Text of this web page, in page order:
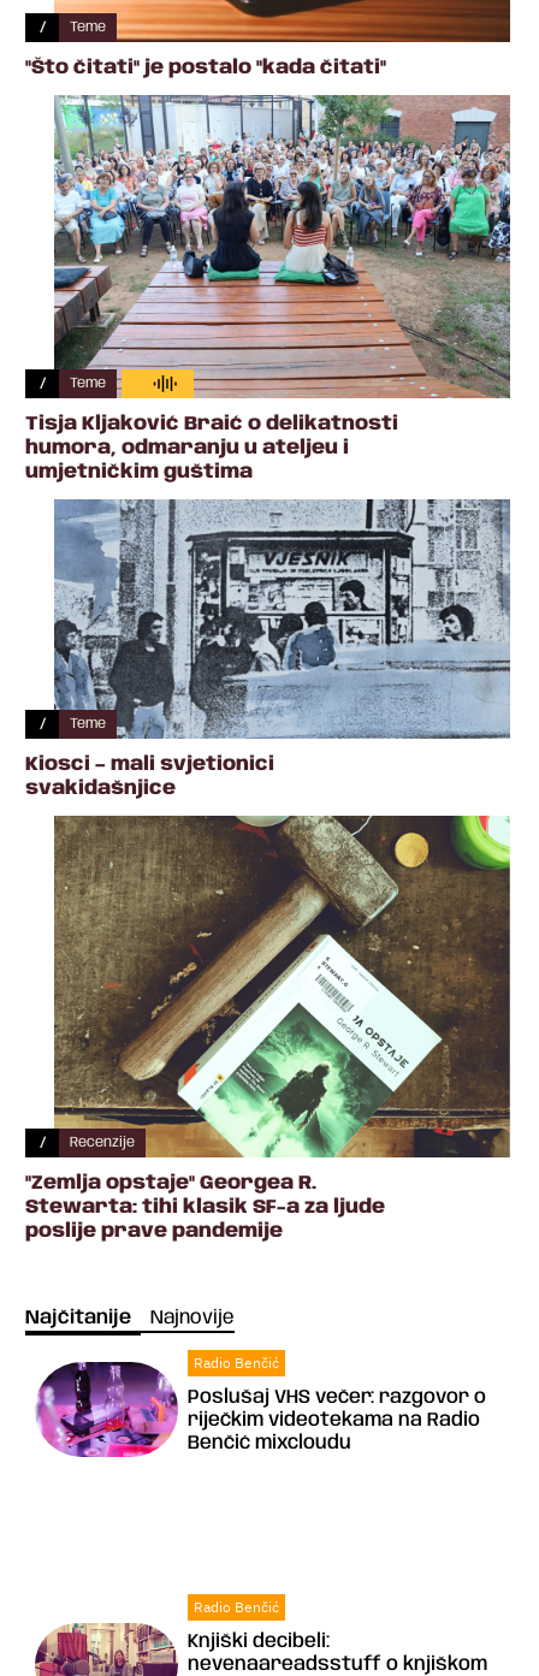
/ Teme
"Što čitati" je postalo "kada čitati"
/ Teme
Tisja Kljaković Braić o delikatnosti
humora, odmaranju u ateljeu i
umjetničkim guštima
/ Teme
Kiosci – mali svjetionici
svakidašnjice
/ Recenzije
"Zemlja opstaje" Georgea R.
Stewarta: tihi klasik SF-a za ljude
poslije prave pandemije
Najčitanije Najnovije
Radio Benčić
Poslušaj VHS večer: razgovor o
riječkim videotekama na Radio
Benčić mixcloudu
Radio Benčić
Knjiški decibeli:
nevenaareadsstuff o knjiškom